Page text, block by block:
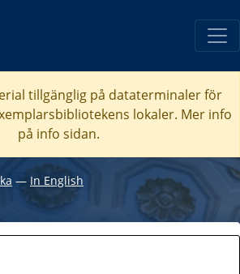
tillgänglig på dataterminaler för
lokaler. Mer info
på info sidan.
― In English